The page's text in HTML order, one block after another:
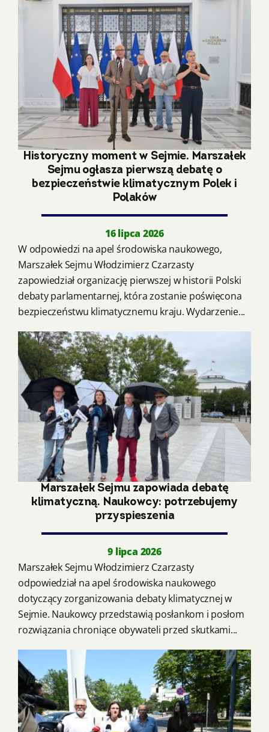
Historyczny moment w Sejmie. Marszałek
Sejmu ogłasza pierwszą debatę o
bezpieczeństwie klimatycznym Polek i
Polaków
16 lipca 2026
W odpowiedzi na apel środowiska naukowego,
Marszałek Sejmu Włodzimierz Czarzasty
zapowiedział organizację pierwszej w historii Polski
debaty parlamentarnej, która zostanie poświęcona
bezpieczeństwu klimatycznemu kraju. Wydarzenie...
Marszałek Sejmu zapowiada debatę
klimatyczną. Naukowcy: potrzebujemy
przyspieszenia
9 lipca 2026
Marszałek Sejmu Włodzimierz Czarzasty
odpowiedział na apel środowiska naukowego
dotyczący zorganizowania debaty klimatycznej w
Sejmie. Naukowcy przedstawią posłankom i posłom
rozwiązania chroniące obywateli przed skutkami...